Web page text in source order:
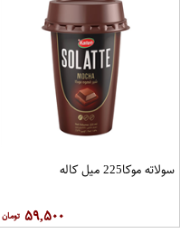
سولاته موکا225 میل کاله
۵۹,۵۰۰